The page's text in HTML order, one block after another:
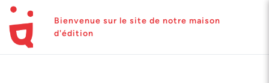
Bienvenue sur le site de notre maison
d'édition